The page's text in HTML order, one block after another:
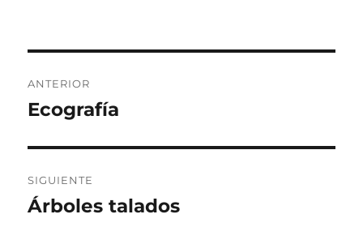
de
ANTERIOR
Entrada
Ecografía
SIGUIENTE
Entrada
Árboles talados